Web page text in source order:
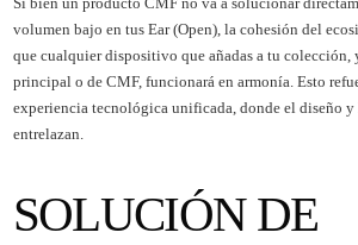
volumen bajo en tus Ear (Open), la cohesión del
que cualquier dispositivo que añadas a tu colección,
principal o de CMF, funcionará en armonía. Esto
experiencia tecnológica unificada, donde el diseño
entrelazan.
SOLUCIÓN DE